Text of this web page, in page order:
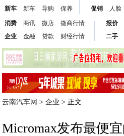
新车
新车
导购
保养
促销
人脸
消费
企业
商讯
金融
微店
贷款
微商行情
财经行情
报价
二手
云南汽车网 >企业 > 正文
Micromax发布最便